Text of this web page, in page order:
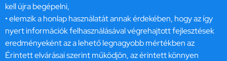
kell újra begépelni,
• elemzik a honlap használatát annak érdekében, hogy az így
nyert információk felhasználásával végrehajtott fejlesztések
eredményeként az a lehető legnagyobb mértékben az
Érintett elvárásai szerint működjön, az érintett könnyen